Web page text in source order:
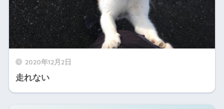
2020年12月2日
走れない